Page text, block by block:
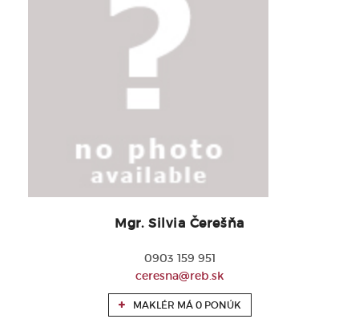
Mgr. Silvia Čerešňa
0903 159 951
ceresna@reb.sk
MAKLÉR MÁ 0 PONÚK